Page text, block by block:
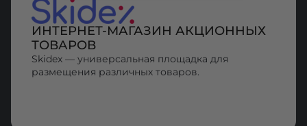
ИНТЕРНЕТ-МАГАЗИН АКЦИОННЫХ
ТОВАРОВ
Skidex — универсальная площадка для
размещения различных товаров.